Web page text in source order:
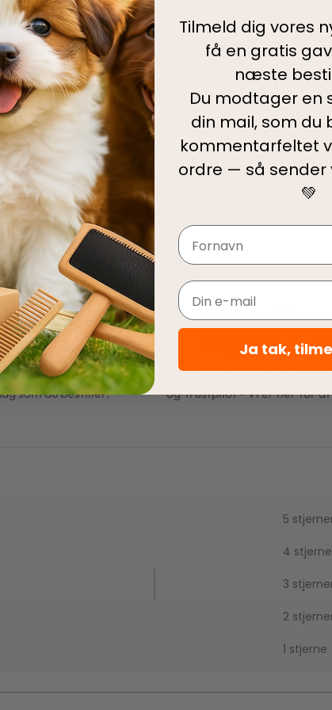
Kategorier:
Tilbud
Tilføj til
Levering
levering
pakkes og afsendes
som du bestiller.
5-Stjernet
Vi har topscore på både
og Trustpilot - Vi er her for
5
4
3
2
1 stjerne
Tilmeld dig vores
få en gratis
næste
Du modtager en
din mail, som du
kommentarfeltet
ordre — så sender
💚
Navn
Email
Ja tak,